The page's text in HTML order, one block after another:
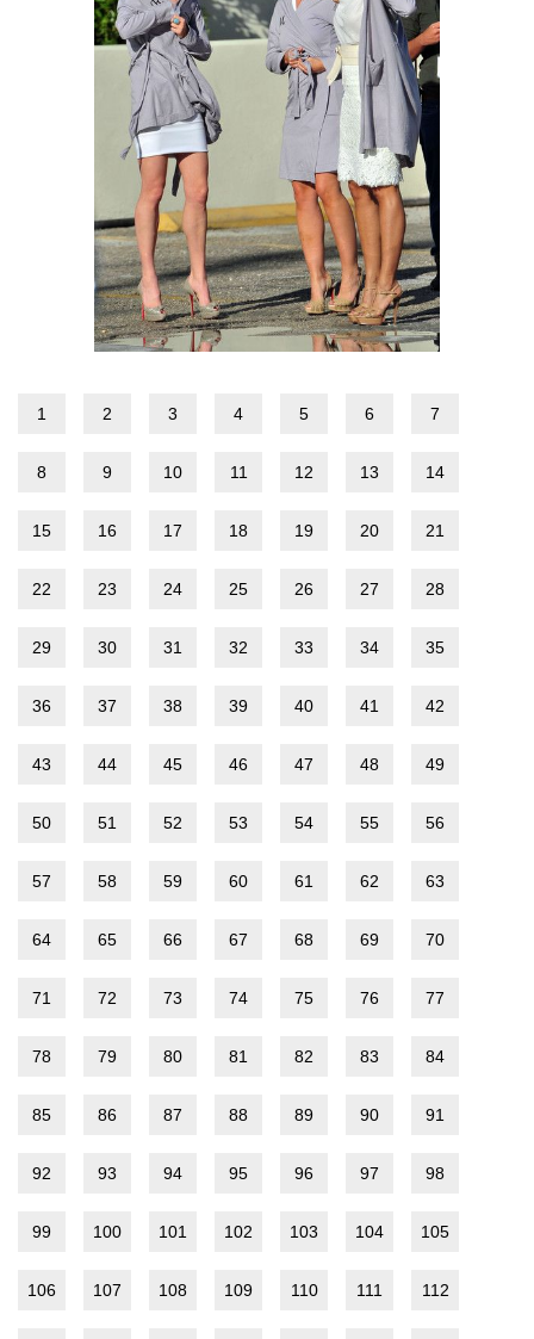
1 2 3 4 5 6 7
8 9 10 11 12 13 14
15 16 17 18 19 20 21
22 23 24 25 26 27 28
29 30 31 32 33 34 35
36 37 38 39 40 41 42
43 44 45 46 47 48 49
50 51 52 53 54 55 56
57 58 59 60 61 62 63
64 65 66 67 68 69 70
71 72 73 74 75 76 77
78 79 80 81 82 83 84
85 86 87 88 89 90 91
92 93 94 95 96 97 98
99 100 101 102 103 104 105
106 107 108 109 110 111 112